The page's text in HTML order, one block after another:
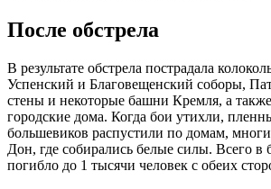
После обстрела
В результате обстрела пострадала
Успенский и Благовещенский соборы,
стены и некоторые башни Кремля, а
городские дома. Когда бои утихли,
большевиков распустили по домам,
Дон, где собирались белые силы. Всего в
погибло до 1 тысячи человек с обеих